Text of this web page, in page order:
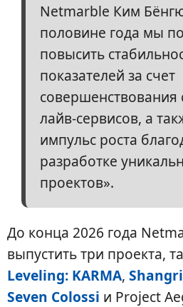
Netmarble Ким
половине года мы
повысить
показателей за счет
лайв-сервисов, а
импульс роста
разработке
проектов».
До конца 2026 года
выпустить три проекта,
Leveling: KARMA,
Seven Colossi и Project